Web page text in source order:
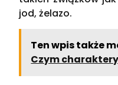
jod, żelazo.
Ten wpis także
Czym